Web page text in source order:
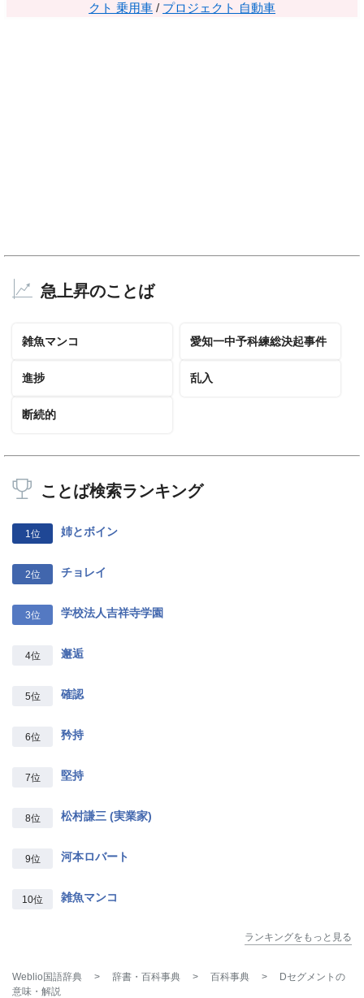
クト 乗用車 / プロジェクト 自動車
急上昇のことば
雑魚マンコ 愛知一中予科練総決起事件
進捗 乱入
断続的
ことば検索ランキング
1位 姉とボイン
2位 チョレイ
3位 学校法人吉祥寺学園
4位 邂逅
5位 確認
6位 矜持
7位 堅持
8位 松村謙三 (実業家)
9位 河本ロバート
10位 雑魚マンコ
ランキングをもっと見る
Weblio国語辞典 > 辞書・百科事典 > 百科事典 > Dセグメント の
意味・解説